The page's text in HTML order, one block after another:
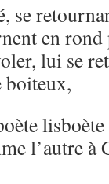
se
en
lui se
boiteux,
l’autre à